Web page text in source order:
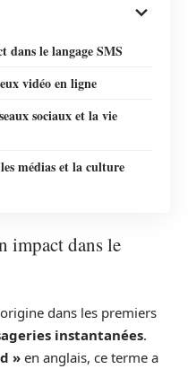
le langage SMS
vidéo en ligne
sociaux et la vie
médias et la culture
impact dans le
dans les premiers
instantanées.
» en anglais, ce terme a